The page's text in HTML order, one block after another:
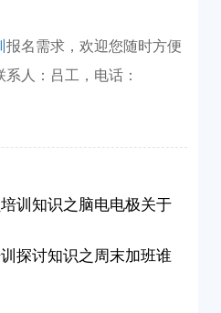
报名需求，欢迎您随时方便
人：吕工，电话：
训知识之脑电电极关于
探讨知识之周末加班谁